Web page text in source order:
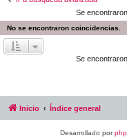
Se
No se encontraron coincidencias.
Se
Inicio Índice general
Desarrollado por